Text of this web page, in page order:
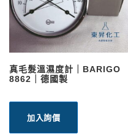
真毛髮溫濕度計｜BARIGO
8862｜德國製
加入詢價